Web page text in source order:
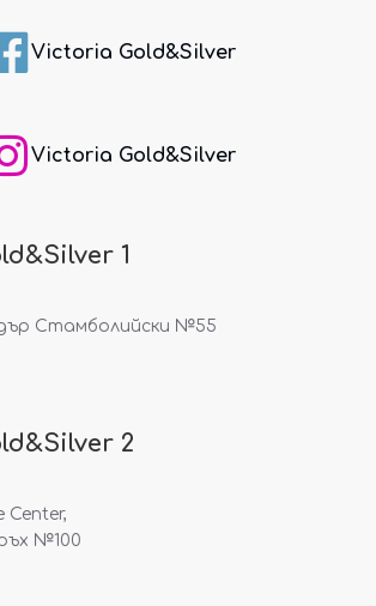
Victoria Gold&Silver
Victoria Gold&Silver
1
Стамболийски №55
2
Center,
№100